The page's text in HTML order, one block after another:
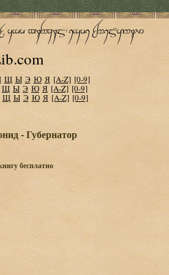
Щ Ы Э Ю Я [A-Z] [0-9]
Щ Ы Э Ю Я [A-Z] [0-9]
Щ Ы Э Ю Я [A-Z] [0-9]
- Губернатор
бесплатно